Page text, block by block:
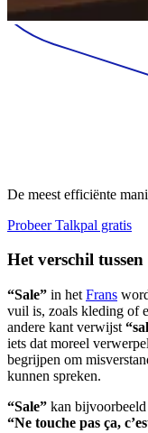
De meest efficiënte
Probeer Talkpal gratis
Het verschil tussen
“Sale” in het Frans
vuil is, zoals kleding of
andere kant verwijst
iets dat moreel
begrijpen om
kunnen spreken.
“Sale” kan
“Ne touche pas ça,